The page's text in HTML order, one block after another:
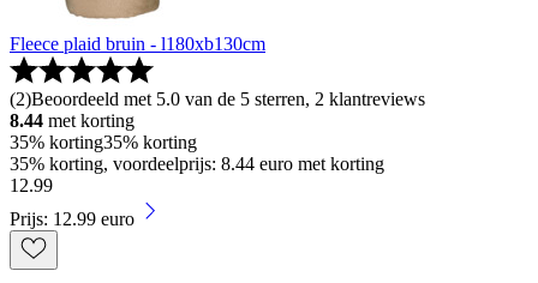
Fleece plaid bruin - l180xb130cm
(2)Beoordeeld met 5.0 van de 5 sterren, 2 klantreviews
8.44 met korting
35% korting35% korting
35% korting, voordeelprijs: 8.44 euro met korting
12.99
Prijs: 12.99 euro